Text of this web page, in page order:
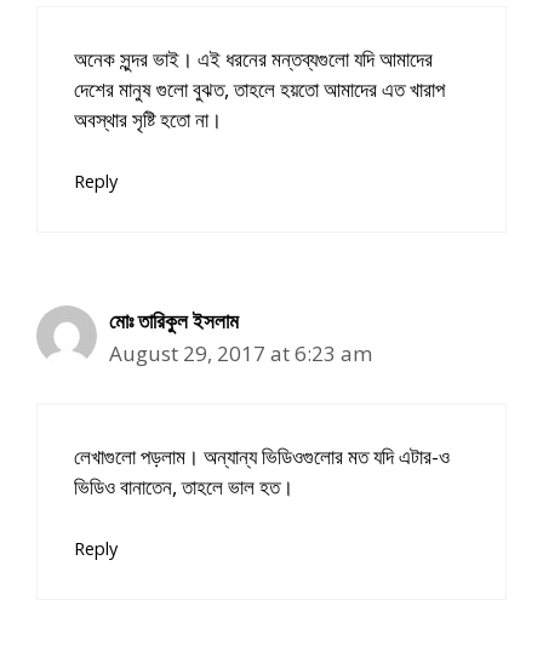
অনেক সুন্দর ভাই। এই ধরনের মন্তব্যগুলো যদি আমাদের
দেশের মানুষ গুলো বুঝত, তাহলে হয়তো আমাদের এত খারাপ
অবস্থার সৃষ্টি হতো না।
Reply
মোঃ তারিকুল ইসলাম
August 29, 2017 at 6:23 am
লেখাগুলো পড়লাম। অন্যান্য ভিডিওগুলোর মত যদি এটার-ও
ভিডিও বানাতেন, তাহলে ভাল হত।
Reply